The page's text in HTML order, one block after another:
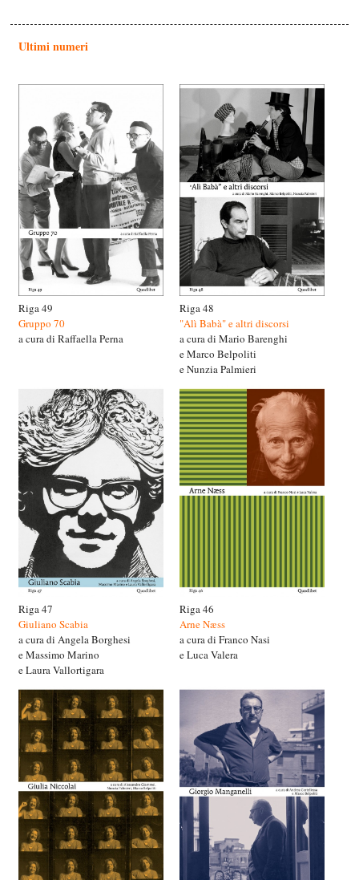
Ultimi numeri
Riga 49
Gruppo 70
a cura di Raffaella Perna
Riga 48
"Alì Babà" e altri discorsi
a cura di Mario Barenghi
e Marco Belpoliti
e Nunzia Palmieri
Riga 47
Giuliano Scabia
a cura di Angela Borghesi
e Massimo Marino
e Laura Vallortigara
Riga 46
Arne Næss
a cura di Franco Nasi
e Luca Valera